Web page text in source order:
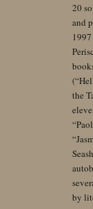
20
and
the
by